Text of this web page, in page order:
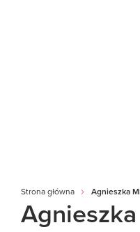
Strona główna Agnieszka